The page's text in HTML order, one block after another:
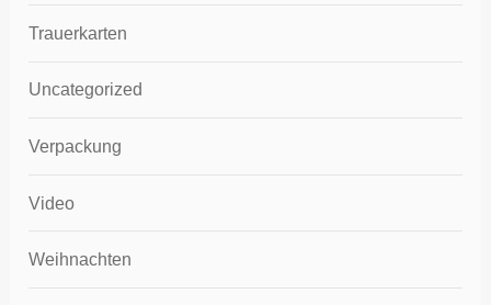
Trauerkarten
Uncategorized
Verpackung
Video
Weihnachten